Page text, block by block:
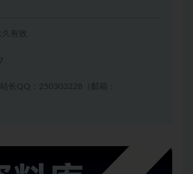
久有效
长QQ：250303228（邮箱：